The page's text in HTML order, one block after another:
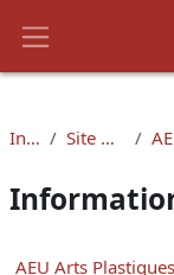
Inspé Site de l'Ain
AEU Arts Plastiques